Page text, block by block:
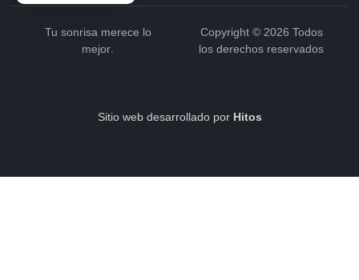
Tu sonrisa merece lo
mejor.
Copyright © 2026 Todos
los derechos reservados
Sitio web desarrollado por Hitos